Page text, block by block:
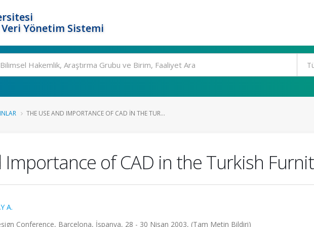
Yönetim Sistemi
THE USE AND IMPORTANCE OF CAD IN THE TUR...
Importance of CAD in the Turkish
A.
Conference, Barcelona, İspanya, 28 - 30 Nisan 2003, (Tam Metin Bildiri)